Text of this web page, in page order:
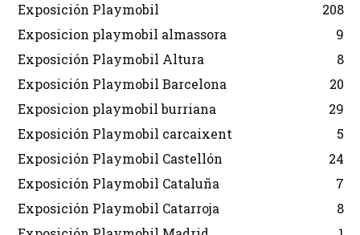
Exposición Playmobil
208
Exposicion playmobil almassora
9
Exposición Playmobil Altura
8
Exposición Playmobil Barcelona
20
Exposicion playmobil burriana
29
Exposición Playmobil carcaixent
5
Exposición Playmobil Castellón
24
Exposición Playmobil Cataluña
7
Exposición Playmobil Catarroja
8